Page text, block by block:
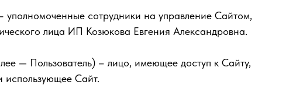
уполномоченные сотрудники на управление Сайтом,
лица ИП Козюкова Евгения Александровна.
— Пользователь) – лицо, имеющее доступ к Сайту,
использующее Сайт.